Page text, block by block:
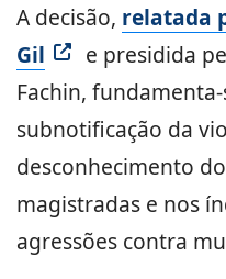
A decisão, relatada
Gil
e presidida
Fachin,
subnotificação da
desconhecimento
magistradas e nos
agressões contra